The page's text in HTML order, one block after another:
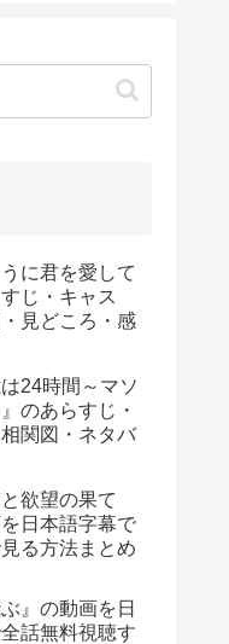
うに君を愛して
じ・キャス
・見どころ・感
は24時間～マソ
のあらすじ・
関図・ネタバ
と欲望の果て
日本語字幕で
る方法まとめ
ぶ』の動画を日
話無料視聴す